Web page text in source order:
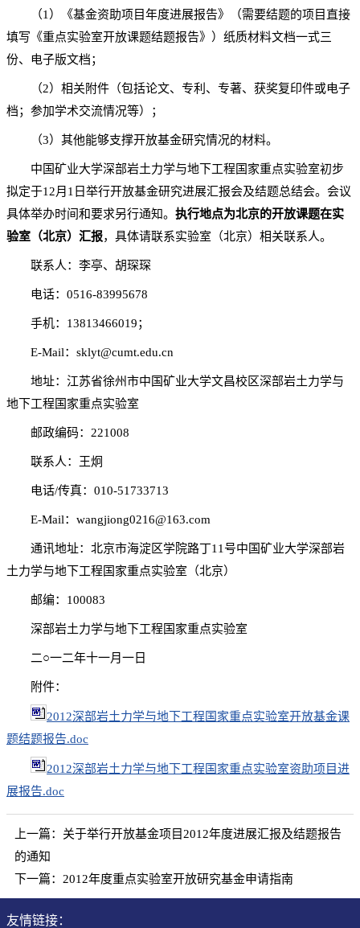
（1）《基金资助项目年度进展报告》（需要结题的项目直接
填写《重点实验室开放课题结题报告》）纸质材料文档一式三
份、电子版文档；
（2）相关附件（包括论文、专利、专著、获奖复印件或电子
档；参加学术交流情况等）；
（3）其他能够支撑开放基金研究情况的材料。
中国矿业大学深部岩土力学与地下工程国家重点实验室初步
拟定于12月1日举行开放基金研究进展汇报会及结题总结会。会议
具体举办时间和要求另行通知。 执行地点为北京的开放课题在实
验室（北京）汇报，具体请联系实验室（北京）相关联系人。
联系人：李亭、胡琛琛
电话：0516-83995678
手机：13813466019；
E-Mail：sklyt@cumt.edu.cn
地址：江苏省徐州市中国矿业大学文昌校区深部岩土力学与
地下工程国家重点实验室
邮政编码：221008
联系人：王炯
电话/传真：010-51733713
E-Mail：wangjiong0216@163.com
通讯地址：北京市海淀区学院路丁11号中国矿业大学深部岩
土力学与地下工程国家重点实验室（北京）
邮编：100083
深部岩土力学与地下工程国家重点实验室
二○一二年十一月一日
附件：
2012深部岩土力学与地下工程国家重点实验室开放基金课
题结题报告.doc
2012深部岩土力学与地下工程国家重点实验室资助项目进
展报告.doc
上一篇： 关于举行开放基金项目2012年度进展汇报及结题报告
的通知
下一篇： 2012年度重点实验室开放研究基金申请指南
友情链接：